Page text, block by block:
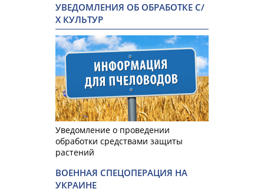
УВЕДОМЛЕНИЯ ОБ ОБРАБОТКЕ С/
Х КУЛЬТУР
Уведомление о проведении
обработки средствами защиты
растений
ВОЕННАЯ СПЕЦОПЕРАЦИЯ НА
УКРАИНЕ